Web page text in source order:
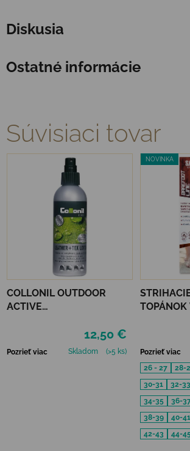
Diskusia
Ostatné informácie
Súvisiaci tovar
COLLONIL OUTDOOR
ACTIVE
12,50 €
Pozrieť viac Skladom (>5 ks)
NOVINKA
TOPÁNOK
Pozrieť viac
26 - 27
28-
30-31
32-33
34-35
36-
38-39
40-41
42-43
44-